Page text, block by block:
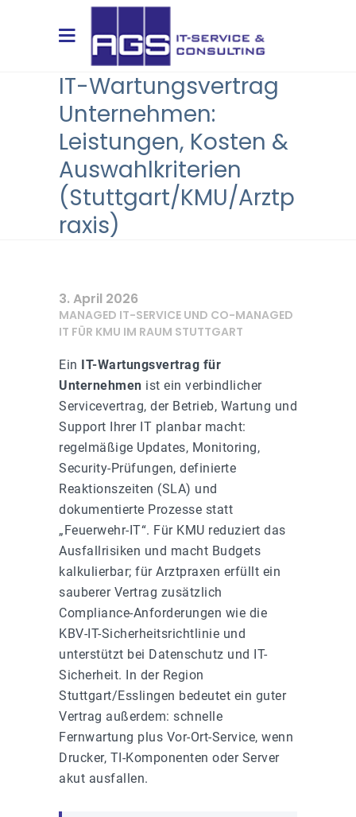
IT-Wartungsvertrag
Unternehmen:
Leistungen, Kosten &
Auswahlkriterien
(Stuttgart/KMU/Arztp
raxis)
3. April 2026
MANAGED IT-SERVICE UND CO-MANAGED
IT FÜR KMU IM RAUM STUTTGART
Ein IT-Wartungsvertrag für
Unternehmen ist ein verbindlicher
Servicevertrag, der Betrieb, Wartung und
Support Ihrer IT planbar macht:
regelmäßige Updates, Monitoring,
Security-Prüfungen, definierte
Reaktionszeiten (SLA) und
dokumentierte Prozesse statt
„Feuerwehr-IT“. Für KMU reduziert das
Ausfallrisiken und macht Budgets
kalkulierbar; für Arztpraxen erfüllt ein
sauberer Vertrag zusätzlich
Compliance-Anforderungen wie die
KBV-IT-Sicherheitsrichtlinie und
unterstützt bei Datenschutz und IT-
Sicherheit. In der Region
Stuttgart/Esslingen bedeutet ein guter
Vertrag außerdem: schnelle
Fernwartung plus Vor-Ort-Service, wenn
Drucker, TI-Komponenten oder Server
akut ausfallen.